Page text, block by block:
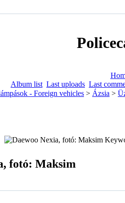
Album list Last uploads Last
- Foreign vehicles > Ázsia >
fotó: Maksim